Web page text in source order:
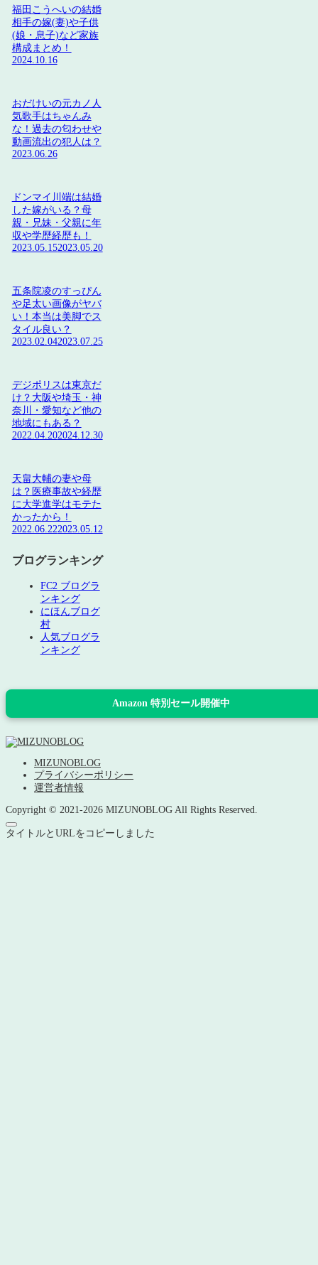
福田こうへいの結婚
相手の嫁(妻)や子供
(娘・息子)など家族
構成まとめ！
2024.10.16
おだけいの元カノ人
気歌手はちゃんみ
な！過去の匂わせや
動画流出の犯人は？
2023.06.26
ドンマイ川端は結婚
した嫁がいる？母
親・兄妹・父親に年
収や学歴経歴も！
2023.05.152023.05.20
五条院凌のすっぴん
や足太い画像がヤバ
い！本当は美脚でス
タイル良い？
2023.02.042023.07.25
デジポリスは東京だ
け？大阪や埼玉・神
奈川・愛知など他の
地域にもある？
2022.04.202024.12.30
天畠大輔の妻や母
は？医療事故や経歴
に大学進学はモテた
かったから！
2022.06.222023.05.12
ブログランキング
FC2 ブログラ
ンキング
にほんブログ
村
人気ブログラ
ンキング
Amazon 特別セール開催中
MIZUNOBLOG
プライバシーポリシー
運営者情報
Copyright © 2021-2026 MIZUNOBLOG All Rights Reserved.
タイトルとURLをコピーしました